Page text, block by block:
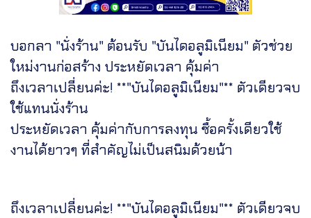
บอกลา "นั่งร้าน" ต้อนรับ "บันไดอลูมิเนียม" ตัวช่วย
ใหม่งานก่อสร้าง ประหยัดเวลา คุ้มค่า
ถึงเวลาเปลี่ยนค่ะ! **"บันไดอลูมิเนียม"** ตัวเดียวจบ
ใช้แทนนั่งร้าน
ประหยัดเวลา คุ้มค่ากับการลงทุน ซื้อครั้งเดียวใช้
งานได้ยาวๆ ที่สำคัญไม่เป็นสนิมด้วยน้า
ถึงเวลาเปลี่ยนค่ะ! **"บันไดอลูมิเนียม"** ตัวเดียวจบ